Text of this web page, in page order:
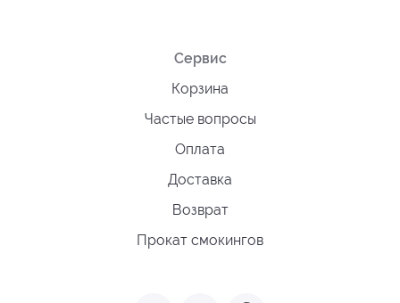
Сервис
Корзина
Частые вопросы
Оплата
Доставка
Возврат
Прокат смокингов